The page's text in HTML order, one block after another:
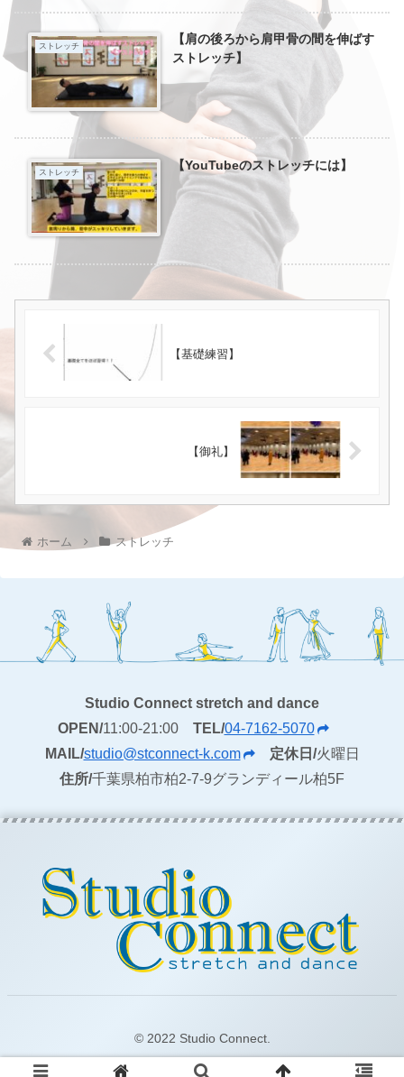
ストレッチ
【肩の後ろから肩甲骨の間を伸ばす
ストレッチ】
ストレッチ 【YouTubeのストレッチには】
【基礎練習】
【御礼】
ホーム ストレッチ
Studio Connect stretch and dance
OPEN/11:00-21:00 TEL/04-7162-5070
MAIL/studio@stconnect-k.com 定休日/火曜日
住所/千葉県柏市柏2-7-9グランディール柏5F
© 2022 Studio Connect.